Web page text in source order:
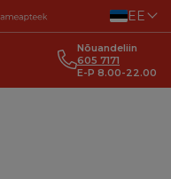
EE
Nõuandeliin
605 7171
E-P 8.00-22.00